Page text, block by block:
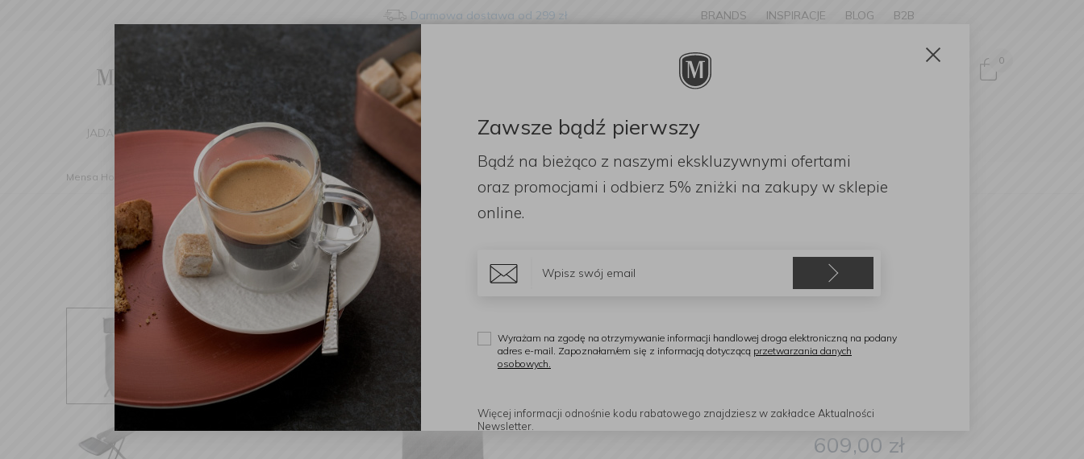
Darmowa dostawa od 299 zł BRANDS INSPIRACJE BLOG B2B
0
JADALNIA KUCHNIA DOM DEKORACJE ZAPACHY DODATKI OGRÓD
Mensa Home Pralnia Prasowanie Deska do prasowania B 124x38cm denim black
Deska do prasowania B
124x38cm denim black
609,00 zł
Change language?
We've detected that your browser language is not Polish. Would you like to
switch to the English version of our website?
Stay here Switch to English
Zawsze bądź pierwszy
Bądź na bieżąco z naszymi ekskluzywnymi ofertami
oraz promocjami i odbierz 5% zniżki na zakupy w sklepie
online.
Wyrażam na zgodę na otrzymywanie informacji handlowej droga elektroniczną na podany
adres e-mail. Zapoznałam/em się z informacją dotyczącą przetwarzania danych
osobowych.
Więcej informacji odnośnie kodu rabatowego znajdziesz w zakładce Aktualności
Newsletter.